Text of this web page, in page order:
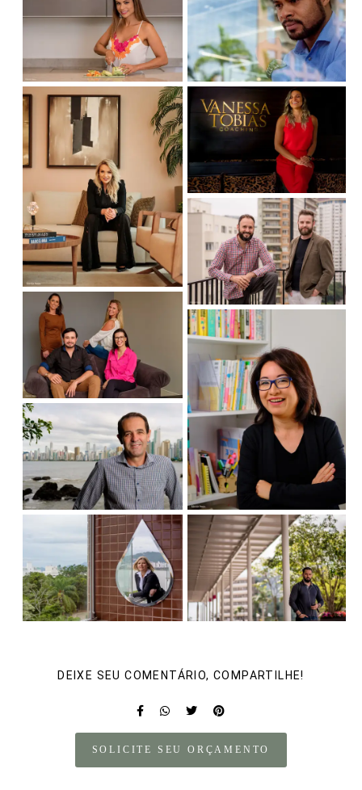
DEIXE SEU COMENTÁRIO, COMPARTILHE!
SOLICITE SEU ORÇAMENTO